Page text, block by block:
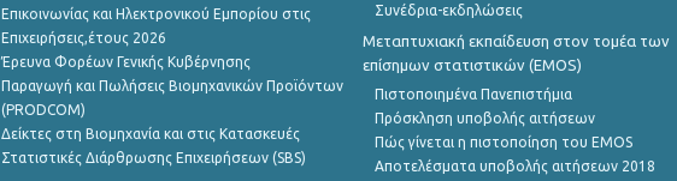
Επικοινωνίας και Ηλεκτρονικού Εμπορίου στις
Επιχειρήσεις,έτους 2026
Έρευνα Φορέων Γενικής Κυβέρνησης
Παραγωγή και Πωλήσεις Βιομηχανικών Προϊόντων
(PRODCOM)
Δείκτες στη Βιομηχανία και στις Κατασκευές
Στατιστικές Διάρθρωσης Επιχειρήσεων (SBS)
Συνέδρια-εκδηλώσεις
Μεταπτυχιακή εκπαίδευση στον τομέα των
επίσημων στατιστικών (EMOS)
Πιστοποιημένα Πανεπιστήμια
Πρόσκληση υποβολής αιτήσεων
Πώς γίνεται η πιστοποίηση του EMOS
Αποτελέσματα υποβολής αιτήσεων 2018